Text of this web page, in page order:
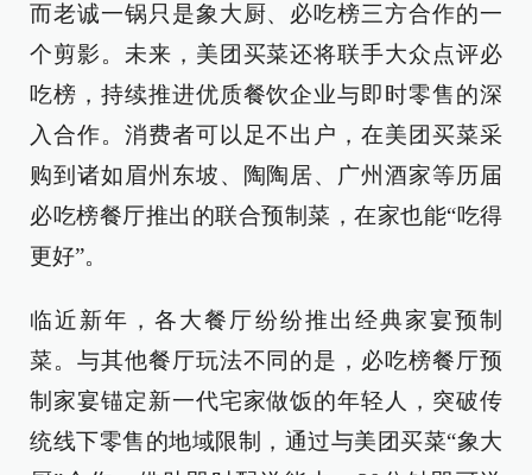
而老诚一锅只是象大厨、必吃榜三方合作的一
个剪影。未来，美团买菜还将联手大众点评必
吃榜，持续推进优质餐饮企业与即时零售的深
入合作。消费者可以足不出户，在美团买菜采
购到诸如眉州东坡、陶陶居、广州酒家等历届
必吃榜餐厅推出的联合预制菜，在家也能“吃得
更好”。
临近新年，各大餐厅纷纷推出经典家宴预制
菜。与其他餐厅玩法不同的是，必吃榜餐厅预
制家宴锚定新一代宅家做饭的年轻人，突破传
统线下零售的地域限制，通过与美团买菜“象大